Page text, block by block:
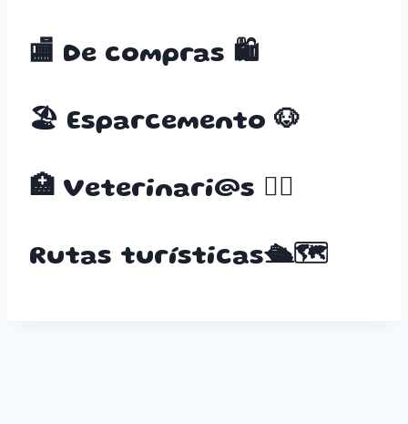
🏬 De compras 🛍️
🏖️ Esparcemento 🐶
🏥 Veterinari@s 👨‍⚕️
Rutas turísticas🛳️🗺️